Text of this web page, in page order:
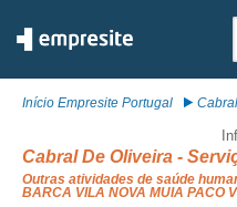
Início Empresite Portugal
Cabral De Oliveira -
Outras atividades de saúde
BARCA VILA NOVA MUIA PACO